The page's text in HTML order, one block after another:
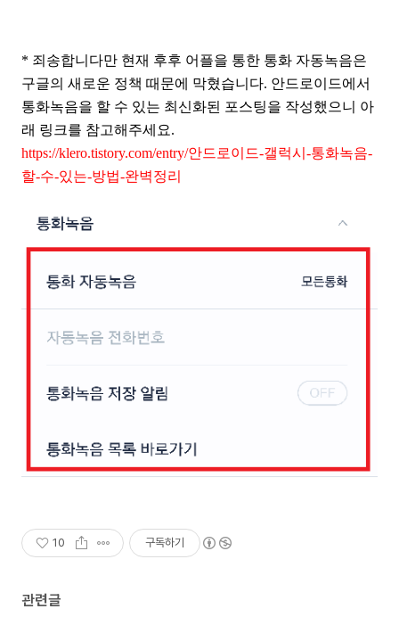
* 죄송합니다만 현재 후후 어플을 통한 통화 자동녹음은
구글의 새로운 정책 때문에 막혔습니다. 안드로이드에서
통화녹음을 할 수 있는 최신화된 포스팅을 작성했으니 아
래 링크를 참고해주세요.
https://klero.tistory.com/entry/안드로이드-갤럭시-통화녹음-
할-수-있는-방법-완벽정리
10 구독하기
관련글